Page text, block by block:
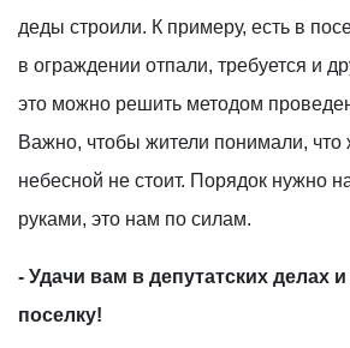
деды строили. К примеру, есть в
в ограждении отпали, требуется и
это можно решить методом
Важно, чтобы жители понимали,
небесной не стоит. Порядок нужно
руками, это нам по силам.
- Удачи вам в депутатских делах
поселку!